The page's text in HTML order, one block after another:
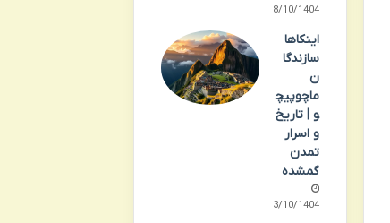
08/10/1404
اینکاها
سازندگا
ن
ماچوپیچ
و | تاریخ
و اسرار
تمدن
گمشده
13/10/1404